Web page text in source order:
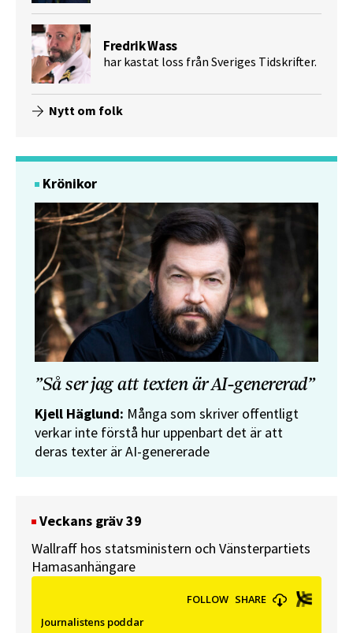
Fredrik Wass
har kastat loss från Sveriges Tidskrifter.
Nytt om folk
Krönikor
”Så ser jag att texten är AI-genererad”
Kjell Häglund: Många som skriver offentligt
verkar inte förstå hur uppenbart det är att
deras texter är AI-genererade
Veckans gräv 39
Wallraff hos statsministern och Vänsterpartiets
Hamasanhängare